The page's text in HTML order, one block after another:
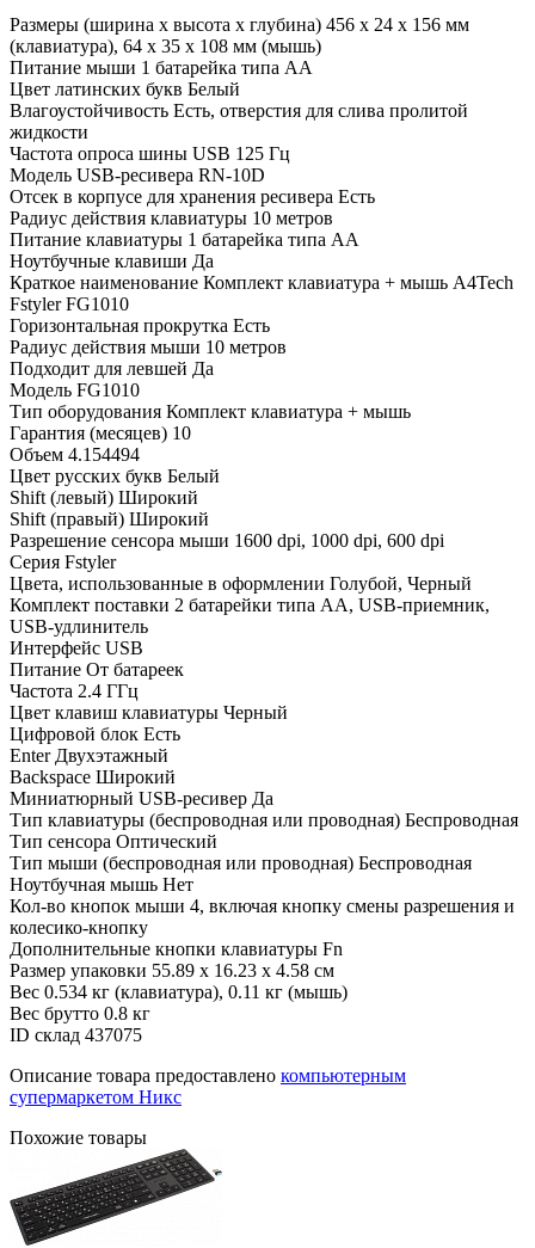
Размеры (ширина x высота x глубина) 456 х 24 х 156 мм
(клавиатура), 64 x 35 x 108 мм (мышь)
Питание мыши 1 батарейка типа AA
Цвет латинских букв Белый
Влагоустойчивость Есть, отверстия для слива пролитой
жидкости
Частота опроса шины USB 125 Гц
Модель USB-ресивера RN-10D
Отсек в корпусе для хранения ресивера Есть
Радиус действия клавиатуры 10 метров
Питание клавиатуры 1 батарейка типа AA
Ноутбучные клавиши Да
Краткое наименование Комплект клавиатура + мышь A4Tech
Fstyler FG1010
Горизонтальная прокрутка Есть
Радиус действия мыши 10 метров
Подходит для левшей Да
Модель FG1010
Тип оборудования Комплект клавиатура + мышь
Гарантия (месяцев) 10
Объем 4.154494
Цвет русских букв Белый
Shift (левый) Широкий
Shift (правый) Широкий
Разрешение сенсора мыши 1600 dpi, 1000 dpi, 600 dpi
Серия Fstyler
Цвета, использованные в оформлении Голубой, Черный
Комплект поставки 2 батарейки типа AA, USB-приемник,
USB-удлинитель
Интерфейс USB
Питание От батареек
Частота 2.4 ГГц
Цвет клавиш клавиатуры Черный
Цифровой блок Есть
Enter Двухэтажный
Backspace Широкий
Миниатюрный USB-ресивер Да
Тип клавиатуры (беспроводная или проводная) Беспроводная
Тип сенсора Оптический
Тип мыши (беспроводная или проводная) Беспроводная
Ноутбучная мышь Нет
Кол-во кнопок мыши 4, включая кнопку смены разрешения и
колесико-кнопку
Дополнительные кнопки клавиатуры Fn
Размер упаковки 55.89 x 16.23 x 4.58 см
Вес 0.534 кг (клавиатура), 0.11 кг (мышь)
Вес брутто 0.8 кг
ID склад 437075
Описание товара предоставлено компьютерным
супермаркетом Никс
Похожие товары